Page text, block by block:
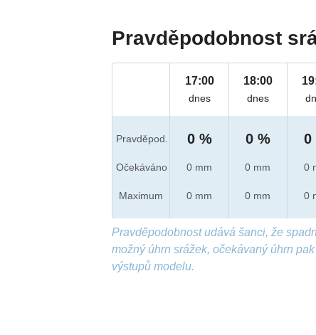
Pravděpodobnost
Pravděpod.
Očekáváno
Maximum
17:00
dnes
0 %
0 mm
0 mm
18:00
dnes
0 %
0 mm
0 mm
0
0
0
Pravděpodobnost udává šanci, že
možný úhrn srážek, očekávaný úhrn
výstupů modelu.